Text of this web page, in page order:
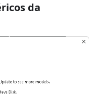
da